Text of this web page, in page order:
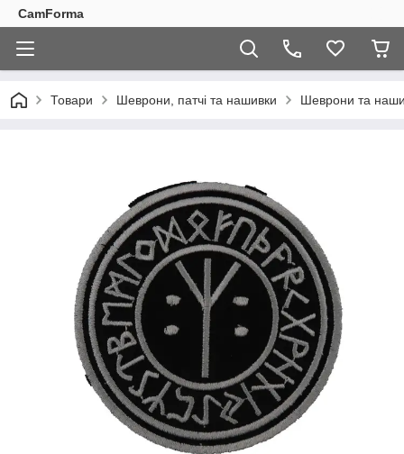
CamForma
Товари Шеврони, патчі та нашивки Шеврони та